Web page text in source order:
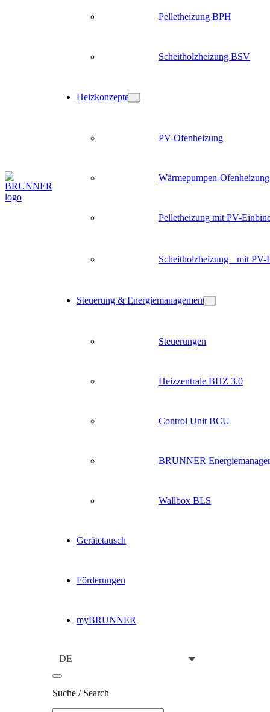
Pelletheizung BPH
Scheitholzheizung BSV
Heizkonzepte
PV-Ofenheizung
Wärmepumpen-Ofenheizung
Pelletheizung mit PV-
Scheitholzheizung mit PV-
Steuerung & Energiemanagement
Steuerungen
Heizzentrale BHZ 3.0
Control Unit BCU
BRUNNER Energiemanager
Wallbox BLS
Gerätetausch
Förderungen
myBRUNNER
DE
Suche / Search